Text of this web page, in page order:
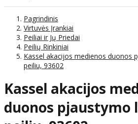
Pagrindinis
Virtuvės Įrankiai
Peiliai ir Jų Priedai
Peilių Rinkiniai
Kassel akacijos medienos duonos
peiliu, 93602
Kassel akacijos
duonos pjaustymo